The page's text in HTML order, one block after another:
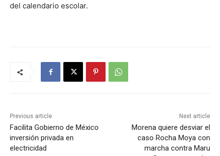
del calendario escolar.
Previous article
Facilita Gobierno de México
inversión privada en
electricidad
Next article
Morena quiere desviar el
caso Rocha Moya con
marcha contra Maru